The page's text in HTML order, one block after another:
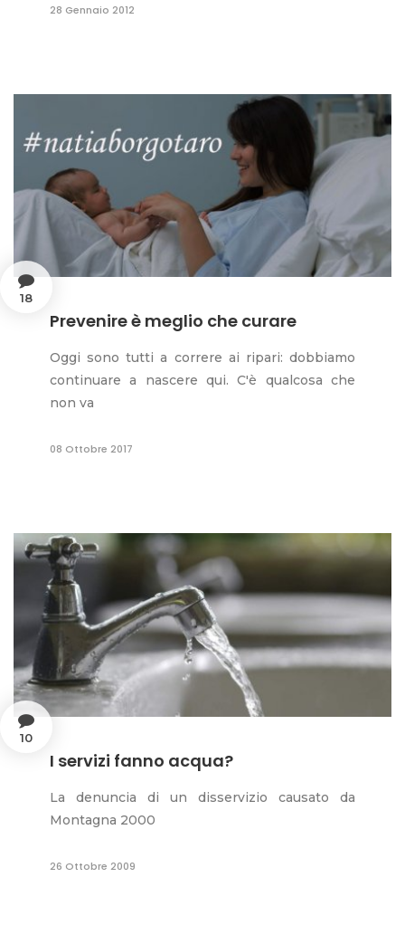
28 Gennaio 2012
18
Prevenire è meglio che curare
Oggi sono tutti a correre ai ripari: dobbiamo
continuare a nascere qui. C'è qualcosa che
non va
08 Ottobre 2017
10
I servizi fanno acqua?
La denuncia di un disservizio causato da
Montagna 2000
26 Ottobre 2009